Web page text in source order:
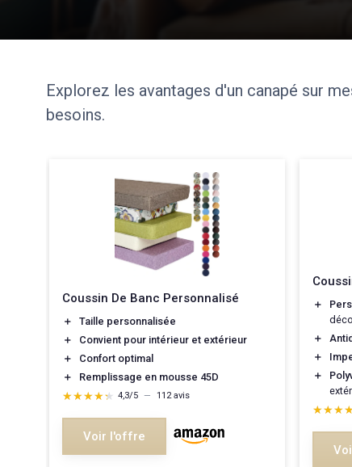
Explorez les avantages d'un canapé sur
besoins.
Coussin De Banc Personnalisé
＋
Taille personnalisée
＋
Convient pour intérieur et extérieur
＋
Confort optimal
＋
Remplissage en mousse 45D
★★★★★
★★★★★ 4,3/5 — 112 avis
Voir l'offre
＋
＋
＋
＋